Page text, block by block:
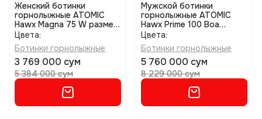
Женский ботинки
горнолыжные ATOMIC
Hawx Magna 75 W размер
23,5
Цвета:
Ботинки горнолыжные
3 769 000 сум
5 384 000 сум
Мужской ботинки
горнолыжные ATOMIC
Hawx Prime 100 Boa
размер 25,5
Цвета:
Ботинки горнолыжные
5 760 000 сум
8 229 000 сум